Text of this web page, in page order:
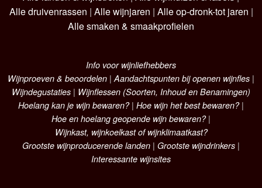
Alle druivenrassen | Alle wijnjaren | Alle op-dronk-tot jaren |
Alle smaken & smaakprofielen
Info voor wijnliefhebbers
Wijnproeven & beoordelen | Aandachtspunten bij openen wijnfles |
Wijndegustaties | Wijnflessen (Soorten, Inhoud en Benamingen)
Hoelang kan je wijn bewaren?| Hoe wijn het best bewaren?|
Hoe en hoelang geopende wijn bewaren?|
Wijnkast, wijnkoelkast of wijnklimaatkast?
Grootste wijnproducerende landen | Grootste wijndrinkers |
Interessante wijnsites